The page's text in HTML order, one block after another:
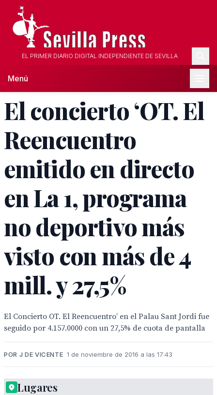
EL PRIMER DIARIO DIGITAL INDEPENDIENTE DE SEVILLA
Menú
El concierto ‘OT. El
Reencuentro
emitido en directo
en La 1, programa
no deportivo más
visto con más de 4
mill. y 27,5%
El Concierto OT. El Reencuentro’ en el Palau Sant Jordi fue
seguido por 4.157.0000 con un 27,5% de cuota de pantalla
POR J DE VICENTE 1 de noviembre de 2016 a las 17:43
LogotipoLugares